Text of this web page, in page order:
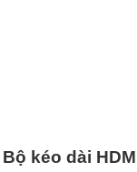
Bộ kéo dài